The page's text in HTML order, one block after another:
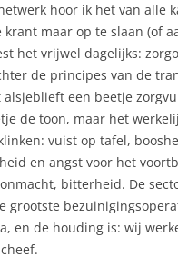
hoor ik het van alle
krant maar op te slaan (of
het vrijwel dagelijks:
de principes van de
alsjeblieft een beetje
de toon, maar het
vuist op tafel,
en angst voor het
bitterheid. De
grootste
en de houding is: wij